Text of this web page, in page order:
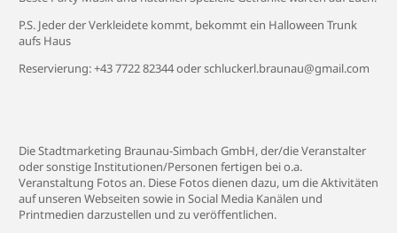
P.S. Jeder der Verkleidete kommt, bekommt ein Halloween Trunk
aufs Haus
Reservierung: +43 7722 82344 oderschluckerl.braunau@gmail.com
Die Stadtmarketing Braunau-Simbach GmbH, der/die Veranstalter
oder sonstige Institutionen/Personen fertigen bei o.a.
Veranstaltung Fotos an. Diese Fotos dienen dazu, um die Aktivitäten
auf unseren Webseiten sowie in Social Media Kanälen und
Printmedien darzustellen und zu veröffentlichen.